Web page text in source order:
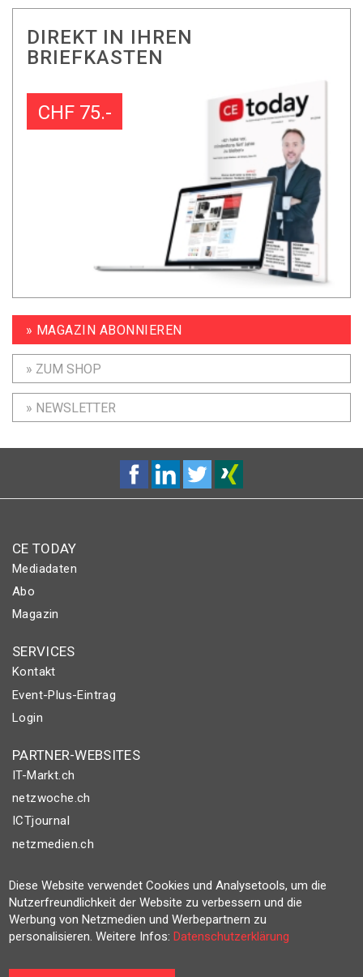
DIREKT IN IHREN
BRIEFKASTEN
CHF 75.-
» MAGAZIN ABONNIEREN
» ZUM SHOP
» NEWSLETTER
CE TODAY
Mediadaten
Abo
Magazin
SERVICES
Kontakt
Event-Plus-Eintrag
Login
PARTNER-WEBSITES
IT-Markt.ch
netzwoche.ch
ICTjournal
netzmedien.ch
© NETZMEDIEN AG 2026
Impressum
AGB
Datenschutzerklärung
Diese Website verwendet Cookies und Analysetools, um die
Nutzerfreundlichkeit der Website zu verbessern und die
Werbung von Netzmedien und Werbepartnern zu
personalisieren. Weitere Infos:Datenschutzerklärung